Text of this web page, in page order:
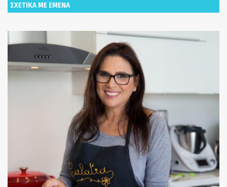
ΣΧΕΤΙΚΑ ΜΕ ΕΜΕΝΑ